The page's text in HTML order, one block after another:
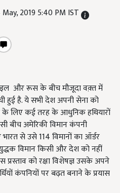
2019 5:40 PM IST
और रूस के बीच मौजूदा वक़्त में
हुई है. ये सभी देश अपनी सेना को
लिए कई तरह के आधुनिक हथियारों
बीच अमेरिकी विमान कंपनी
से उसे114विमानों का ऑर्डर
विमान किसी और देश को नहीं
प्रस्ताव को रक्षा विशेषज्ञ उसके अपने
कंपनियों पर बढ़त बनाने के प्रयास